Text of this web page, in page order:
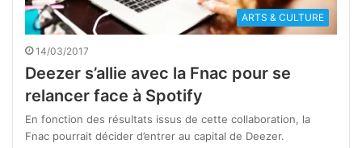
ARTS & CULTURE
14/03/2017
Deezer s’allie avec la Fnac pour se
relancer face à Spotify
En fonction des résultats issus de cette collaboration, la
Fnac pourrait décider d’entrer au capital de Deezer.